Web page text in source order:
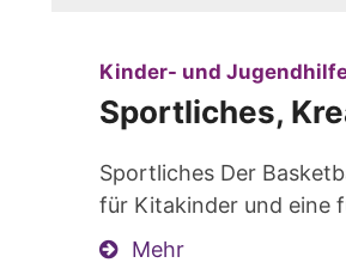
Kinder- und
Sportliches,
Sportliches Der
für Kitakinder und eine
Mehr